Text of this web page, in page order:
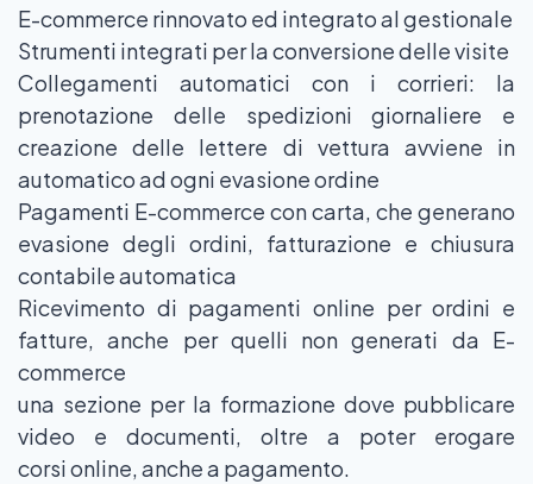
E-commerce rinnovato ed integrato al gestionale
Strumenti integrati per la conversione delle visite
Collegamenti automatici con i corrieri: la
prenotazione delle spedizioni giornaliere e
creazione delle lettere di vettura avviene in
automatico ad ogni evasione ordine
Pagamenti E-commerce con carta, che generano
evasione degli ordini, fatturazione e chiusura
contabile automatica
Ricevimento di pagamenti online per ordini e
fatture, anche per quelli non generati da E-
commerce
una sezione per la formazione dove pubblicare
video e documenti, oltre a poter erogare
corsi online, anche a pagamento.